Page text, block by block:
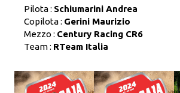
Pilota : Schiumarini Andrea
Copilota : Gerini Maurizio
Mezzo : Century Racing CR6
Team : RTeam Italia